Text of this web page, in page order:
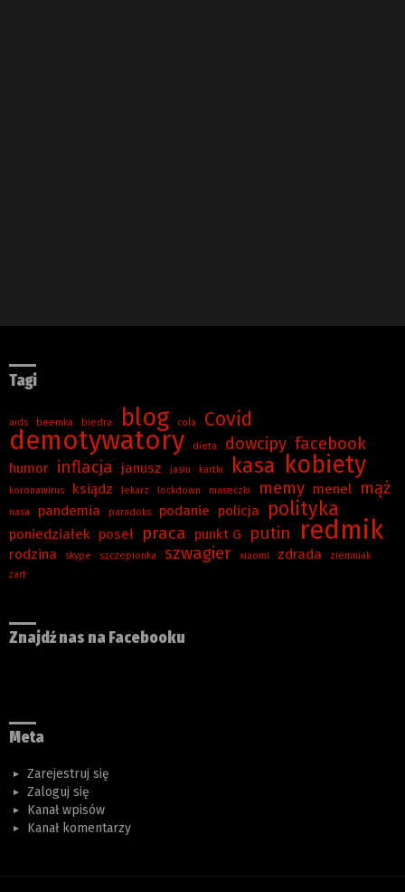
Tagi
aids beemka biedra blog cola Covid
demotywatory dieta dowcipy facebook
humor inflacja janusz jasiu kartki kasa kobiety
koronawirus ksiądz lekarz lockdown maseczki memy menel mąż
nasa pandemia paradoks podanie policja polityka
poniedziałek poseł praca punkt G putin redmik
rodzina skype szczepionka szwagier xiaomi zdrada
ziemniak
żart
Znajdź nas na Facebooku
Meta
Zarejestruj się
Zaloguj się
Kanał wpisów
Kanał komentarzy